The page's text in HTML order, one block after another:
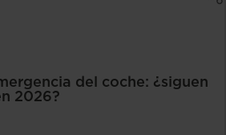
del coche: ¿siguen
2026?